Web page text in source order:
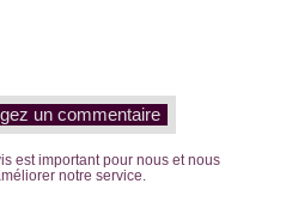
est important pour nous et nous
notre service.